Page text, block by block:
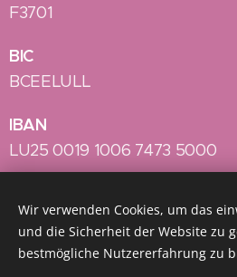
F3701
BIC
BCEELULL
IBAN
LU25 0019 1006 7473 5000
Sous le Haut Patronage de Son
Duchesse
Wir verwenden Cookies, um das
und die Sicherheit der Website zu
bestmögliche Nutzererfahrung zu